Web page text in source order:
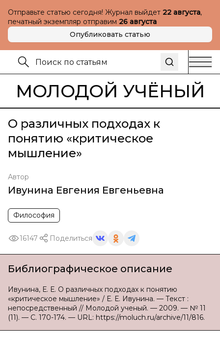
Отправьте статью сегодня! Журнал выйдет 22 августа,
печатный экземпляр отправим 26 августа
Опубликовать статью
МОЛОДОЙ УЧЁНЫЙ
О различных подходах к
понятию «критическое
мышление»
Автор
Ивунина Евгения Евгеньевна
Философия
16147 Поделиться
Библиографическое описание
Ивунина, Е. Е. О различных подходах к понятию
«критическое мышление» / Е. Е. Ивунина. — Текст :
непосредственный // Молодой ученый. — 2009. — № 11
(11). — С. 170-174. — URL: https://moluch.ru/archive/11/816.